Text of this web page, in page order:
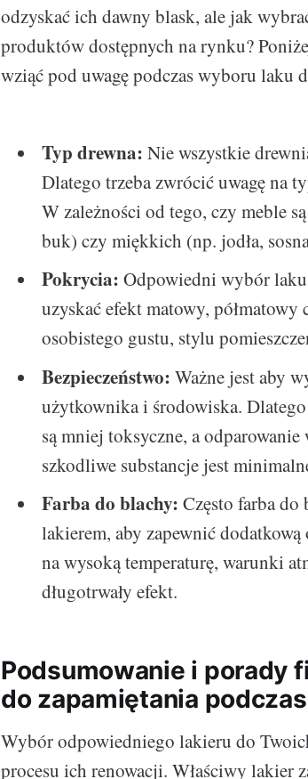
odzyskać ich dawny blask, ale jak
produktów dostępnych na rynku?
wziąć pod uwagę podczas wyboru laku
Typ drewna: Nie wszystkie
Dlatego trzeba zwrócić uwagę na
W zależności od tego, czy meble
buk) czy miękkich (np. jodła,
Pokrycia: Odpowiedni wybór
uzyskać efekt matowy, półmatowy
osobistego gustu, stylu
Bezpieczeństwo: Ważne jest aby
użytkownika i środowiska.
są mniej toksyczne, a
szkodliwe substancje jest
Farba do blachy: Często farba do
lakierem, aby zapewnić
na wysoką temperaturę, warunki
długotrwały efekt.
Podsumowanie i porady
do zapamiętania
Wybór odpowiedniego lakieru do
procesu ich renowacji. Właściwy lakier